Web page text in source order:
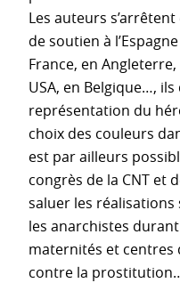
Les auteurs
de soutien à
France, en Angleterre,
USA, en Belgique…,
représentation du
choix des couleurs
est par ailleurs
congrès de la CNT et
saluer les
les anarchistes
maternités et centres
contre la